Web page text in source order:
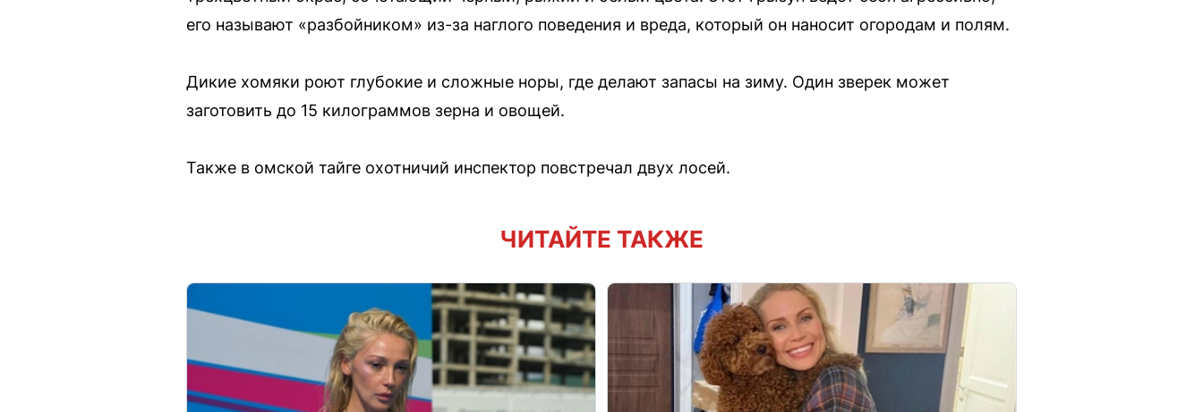
его называют «разбойником» из-за наглого поведения и вреда, который он наносит огородам и полям.
Дикие хомяки роют глубокие и сложные норы, где делают запасы на зиму. Один зверек может
заготовить до 15 килограммов зерна и овощей.
Также в омской тайге охотничий инспектор повстречал двух лосей.
ЧИТАЙТЕ ТАКЖЕ